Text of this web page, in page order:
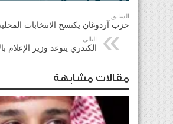
السابق:
حزب آردوغان يكتسح الانتخابات
التالي:
الكندري يتوعد وزير الإعلام
مقالات مشابهة